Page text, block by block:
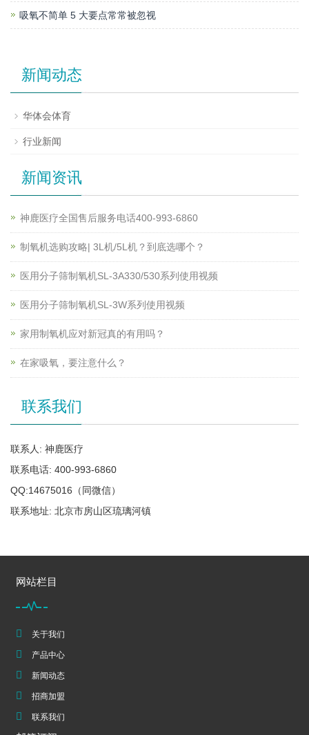
吸氧不简单 5 大要点常常被忽视
新闻动态
华体会体育
行业新闻
新闻资讯
神鹿医疗全国售后服务电话400-993-6860
制氧机选购攻略| 3L机/5L机？到底选哪个？
医用分子筛制氧机SL-3A330/530系列使用视频
医用分子筛制氧机SL-3W系列使用视频
家用制氧机应对新冠真的有用吗？
在家吸氧，要注意什么？
联系我们
联系人: 神鹿医疗
联系电话: 400-993-6860
QQ:14675016（同微信）
联系地址: 北京市房山区琉璃河镇
网站栏目
关于我们
产品中心
新闻动态
招商加盟
联系我们